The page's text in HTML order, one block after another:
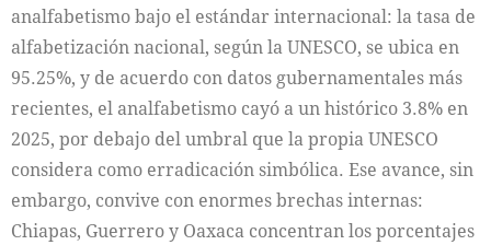
analfabetismo bajo el estándar internacional: la tasa de
alfabetización nacional, según la UNESCO, se ubica en
95.25%, y de acuerdo con datos gubernamentales más
recientes, el analfabetismo cayó a un histórico 3.8% en
2025, por debajo del umbral que la propia UNESCO
considera como erradicación simbólica. Ese avance, sin
embargo, convive con enormes brechas internas:
Chiapas, Guerrero y Oaxaca concentran los porcentajes